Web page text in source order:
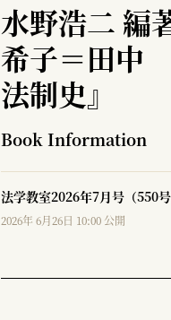
水野浩二
希子＝田中
法制史』
Book Information
法学教室2026年7月号（550
2026年 6月26日 10:00 公開